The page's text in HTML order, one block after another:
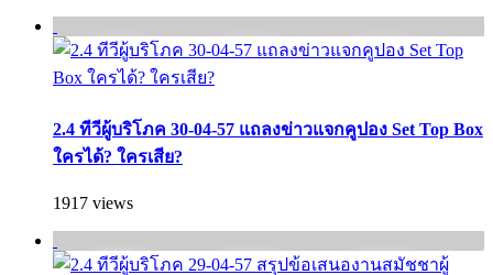
2.4 ทีวีผู้บริโภค 30-04-57 แถลงข่าวแจกคูปอง Set Top Box
ใครได้? ใครเสีย?
1917 views